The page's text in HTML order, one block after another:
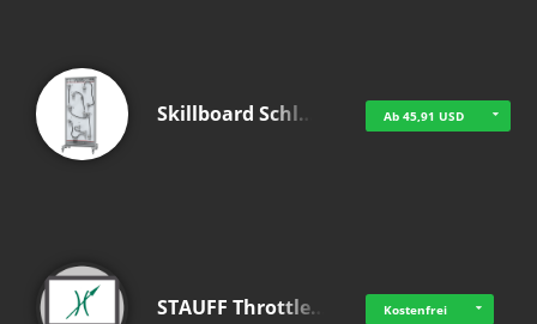
Skillboard Schl… Ab 45,91 USD
STAUFF Throttle… Kostenfrei